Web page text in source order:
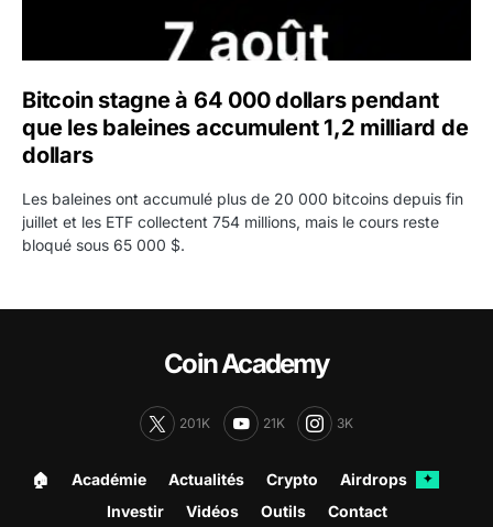
Bitcoin stagne à 64 000 dollars pendant
que les baleines accumulent 1,2 milliard de
dollars
Les baleines ont accumulé plus de 20 000 bitcoins depuis fin
juillet et les ETF collectent 754 millions, mais le cours reste
bloqué sous 65 000 $.
Coin Academy
201K 21K 3K
🏠︎ Académie Actualités Crypto Airdrops ✦
Investir Vidéos Outils Contact